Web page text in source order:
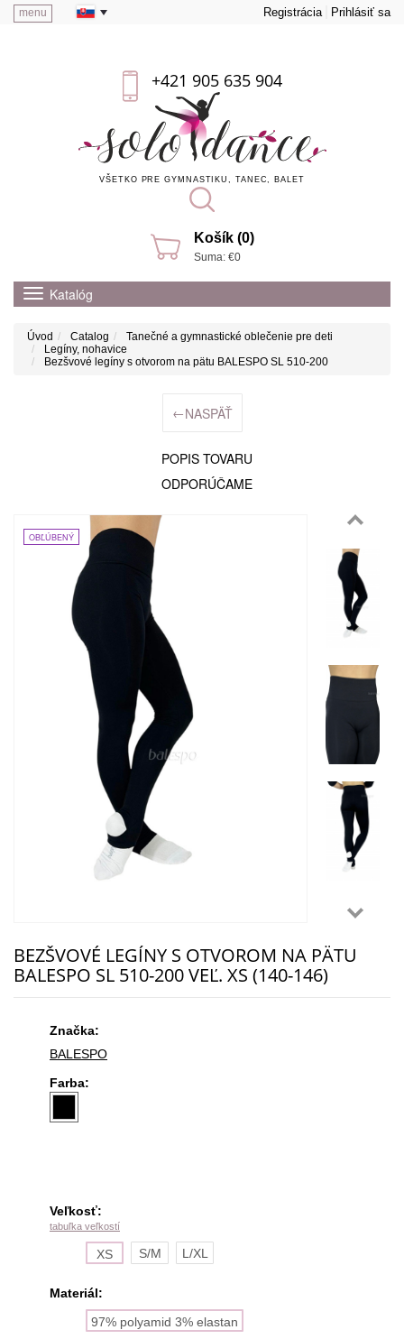
menu Registrácia Prihlásiť sa
+421 905 635 904
VŠETKO PRE GYMNASTIKU, TANEC, BALET
Košík (0)
Suma: €0
Katalóg
Úvod Catalog
Tanečné a gymnastické oblečenie pre deti
Legíny, nohavice
Bezšvové legíny s otvorom na pätu BALESPO SL 510-200
←NASPÄŤ
POPIS TOVARU
ODPORÚČAME
OBĽÚBENÝ
BEZŠVOVÉ LEGÍNY S OTVOROM NA PÄTU
BALESPO SL 510-200 VEĽ. XS (140-146)
Značka:
BALESPO
Farba:
Veľkosť:
tabuľka veľkostí
XS S/M L/XL
Materiál:
97% polyamid 3% elastan